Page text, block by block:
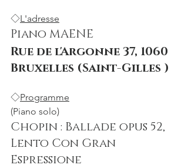
◇L'adresse
Piano MAENE
Rue de l'Argonne 37, 1060
Bruxelles (Saint-Gilles )
◇Programme
(Piano solo)
Chopin : Ballade opus 52,
Lento Con Gran
Espressione